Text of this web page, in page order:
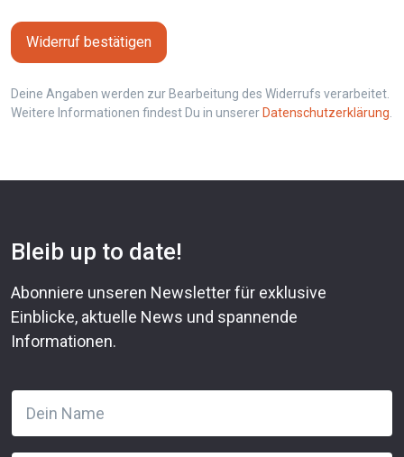
Widerruf bestätigen
Deine Angaben werden zur Bearbeitung des Widerrufs verarbeitet.
Weitere Informationen findest Du in unsererDatenschutzerklärung
Bleib up to date!
Abonniere unseren Newsletter für exklusive
Einblicke, aktuelle News und spannende
Informationen.